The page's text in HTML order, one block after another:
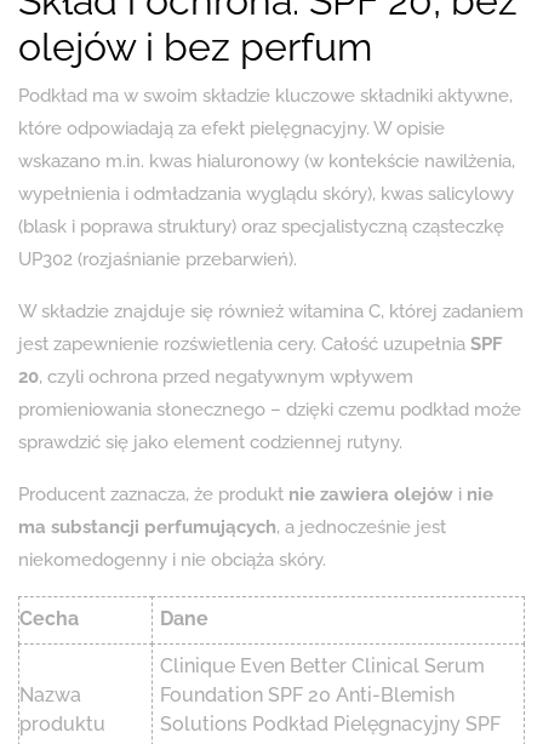
olejów i bez perfum
Podkład ma w swoim składzie kluczowe składniki aktywne,
które odpowiadają za efekt pielęgnacyjny. W opisie
wskazano m.in. kwas hialuronowy (w kontekście nawilżenia,
wypełnienia i odmładzania wyglądu skóry), kwas salicylowy
(blask i poprawa struktury) oraz specjalistyczną cząsteczkę
UP302 (rozjaśnianie przebarwień).
W składzie znajduje się również witamina C, której zadaniem
jest zapewnienie rozświetlenia cery. Całość uzupełnia SPF
20, czyli ochrona przed negatywnym wpływem
promieniowania słonecznego – dzięki czemu podkład może
sprawdzić się jako element codziennej rutyny.
Producent zaznacza, że produkt nie zawiera olejów i nie
ma substancji perfumujących, a jednocześnie jest
niekomedogenny i nie obciąża skóry.
Cecha Dane
Nazwa
produktu
Clinique Even Better Clinical Serum
Foundation SPF 20 Anti-Blemish
Solutions Podkład Pielęgnacyjny SPF